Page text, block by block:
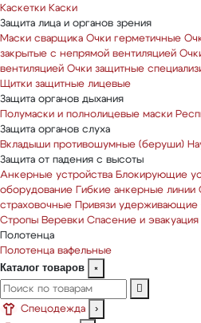
Каскетки Каски
Защита лица и органов зрения
Маски сварщика Очки герметичные
закрытые с непрямой вентиляцией
вентиляцией Очки защитные
Щитки защитные лицевые
Защита органов дыхания
Полумаски и полнолицевые маски
Защита органов слуха
Вкладыши противошумные (беруши)
Защита от падения с высоты
Анкерные устройства Блокирующие
оборудование
Гибкие анкерные линии
страховочные
Привязи удерживающие
Стропы Веревки Спасение и эвакуация
Полотенца
Полотенца вафельные
Каталог товаров ×
Спецодежда
›